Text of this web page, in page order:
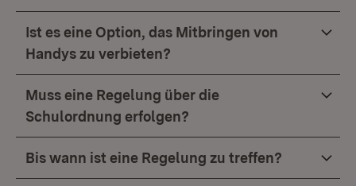
Ist es eine Option, das Mitbringen von
Handys zu verbieten?
Muss eine Regelung über die
Schulordnung erfolgen?
Bis wann ist eine Regelung zu treffen?